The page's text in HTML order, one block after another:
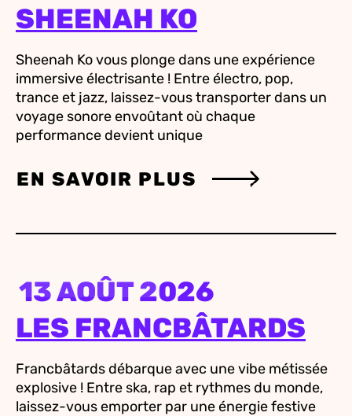
SHEENAH KO
Sheenah Ko vous plonge dans une expérience
immersive électrisante ! Entre électro, pop,
trance et jazz, laissez-vous transporter dans un
voyage sonore envoûtant où chaque
performance devient unique
EN SAVOIR PLUS
13 AOÛT 2026
LES FRANCBÂTARDS
Francbâtards débarque avec une vibe métissée
explosive ! Entre ska, rap et rythmes du monde,
laissez-vous emporter par une énergie festive